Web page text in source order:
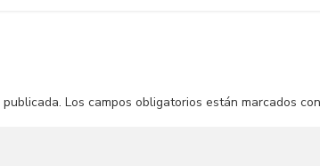
Los campos obligatorios están marcados